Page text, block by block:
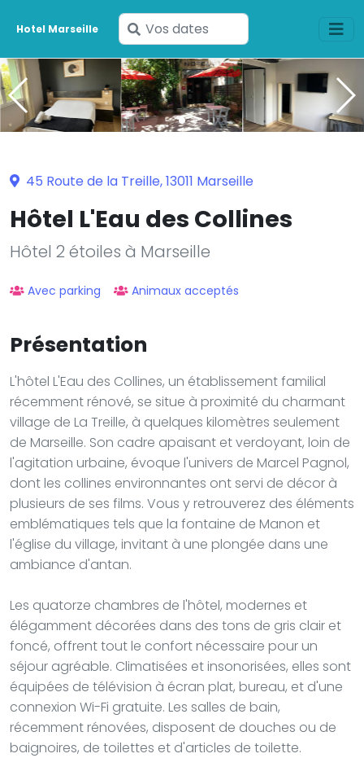
Hotel Marseille
Saisissez
vos
dates
45 Route de la Treille, 13011 Marseille
Hôtel L'Eau des Collines
Hôtel 2 étoiles à Marseille
Avec parking Animaux acceptés
Présentation
L'hôtel L'Eau des Collines, un établissement familial
récemment rénové, se situe à proximité du charmant
village de La Treille, à quelques kilomètres seulement
de Marseille. Son cadre apaisant et verdoyant, loin de
l'agitation urbaine, évoque l'univers de Marcel Pagnol,
dont les collines environnantes ont servi de décor à
plusieurs de ses films. Vous y retrouverez des éléments
emblématiques tels que la fontaine de Manon et
l'église du village, invitant à une plongée dans une
ambiance d'antan.
Les quatorze chambres de l'hôtel, modernes et
élégamment décorées dans des tons de gris clair et
foncé, offrent tout le confort nécessaire pour un
séjour agréable. Climatisées et insonorisées, elles sont
équipées de télévision à écran plat, bureau, et d'une
connexion Wi-Fi gratuite. Les salles de bain,
récemment rénovées, disposent de douches ou de
baignoires, de toilettes et d'articles de toilette.